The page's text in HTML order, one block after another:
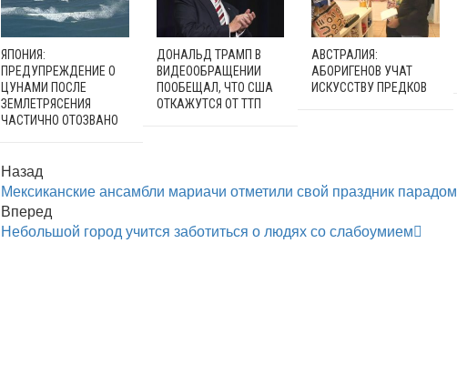
ЯПОНИЯ:
ПРЕДУПРЕЖДЕНИЕ О
ЦУНАМИ ПОСЛЕ
ЗЕМЛЕТРЯСЕНИЯ
ЧАСТИЧНО ОТОЗВАНО
ДОНАЛЬД ТРАМП В
ВИДЕООБРАЩЕНИИ
ПООБЕЩАЛ, ЧТО США
ОТКАЖУТСЯ ОТ ТТП
АВСТРАЛИЯ:
АБОРИГЕНОВ УЧАТ
ИСКУССТВУ ПРЕДКОВ
Назад
Мексиканские ансамбли мариачи отметили свой праздник парадом
Вперед
Небольшой город учится заботиться о людях со слабоумием